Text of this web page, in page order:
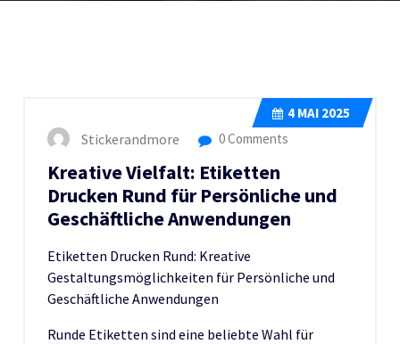
4 MAI 2025
Stickerandmore 0 Comments
Kreative Vielfalt: Etiketten
Drucken Rund für Persönliche und
Geschäftliche Anwendungen
Etiketten Drucken Rund: Kreative
Gestaltungsmöglichkeiten für Persönliche und
Geschäftliche Anwendungen
Runde Etiketten sind eine beliebte Wahl für